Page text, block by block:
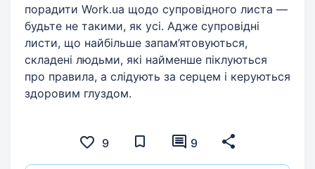
порадити Work.ua щодо супровідного листа —
будьте не такими, як усі. Адже супровідні
листи, що найбільше запам’ятовуються,
складені людьми, які найменше піклуються
про правила, а слідують за серцем і керуються
здоровим глуздом.
9 9